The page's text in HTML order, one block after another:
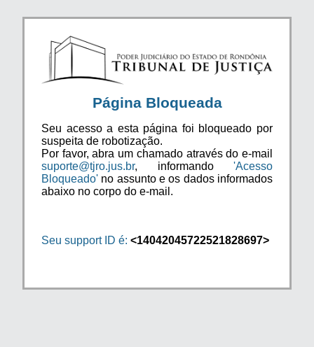
Página Bloqueada
Seu acesso a esta página foi bloqueado por
suspeita de robotização.
Por favor, abra um chamado através do e-mail
suporte@tjro.jus.br, informando 'Acesso
Bloqueado' no assunto e os dados informados
abaixo no corpo do e-mail.
Seu support ID é: <14042045722521828697>